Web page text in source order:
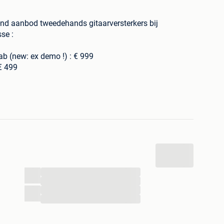
aanbod tweedehands gitaarversterkers bij
:
(new: ex demo !) : € 999
499
: € 599